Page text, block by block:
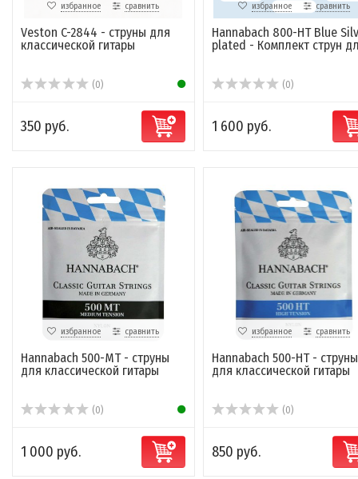
избранное сравнить
Veston C-2844 - струны для
классической гитары
(0)
350 руб.
избранное сравнить
Hannabach 800-HT Blue
plated - Комплект струн
(0)
1 600 руб.
избранное сравнить
Hannabach 500-MT - струны
для классической гитары
(0)
1 000 руб.
избранное сравнить
Hannabach 500-HT - струны
для классической гитары
(0)
850 руб.